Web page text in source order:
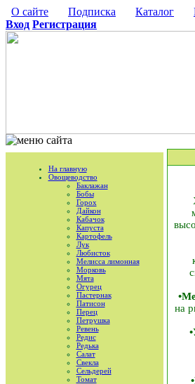
О сайте Подписка Каталог
Вход Регистрация
На главную
Овощеводство
Баклажан
Бобы
Горох
Дайкон
Кабачок
Капуста
Картофель
Лук
Любисток
Мелисса лимонная
Морковь
Мята
Огурец
Пастернак
Патисон
Перец
Петрушка
Ревень
Редис
Редька
Салат
Свекла
Сельдерей
Томат
на